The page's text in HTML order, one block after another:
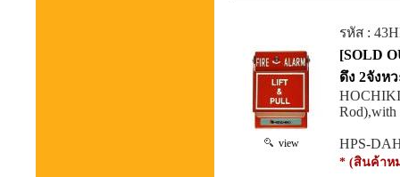
view
รหัส :
[SOLD
ดึง 2จังห
HOCHIKI
HPS-
* (สินค้าห